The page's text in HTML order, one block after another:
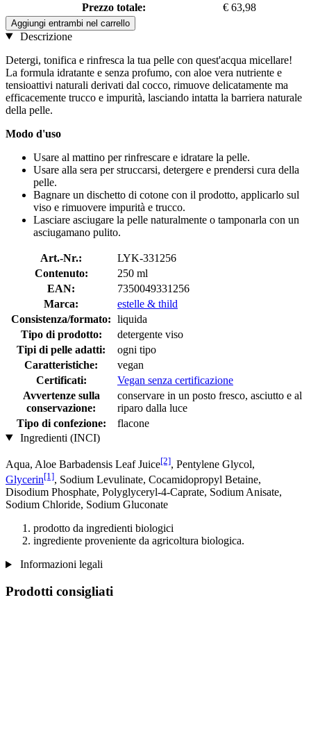
Prezzo totale:
€ 63,98
Aggiungi entrambi nel carrello
Descrizione
Detergi, tonifica e rinfresca la tua pelle con quest'acqua micellare!
La formula idratante e senza profumo, con aloe vera nutriente e
tensioattivi naturali derivati dal cocco, rimuove delicatamente ma
efficacemente trucco e impurità, lasciando intatta la barriera naturale
della pelle.
Modo d'uso
Usare al mattino per rinfrescare e idratare la pelle.
Usare alla sera per struccarsi, detergere e prendersi cura della
pelle.
Bagnare un dischetto di cotone con il prodotto, applicarlo sul
viso e rimuovere impurità e trucco.
Lasciare asciugare la pelle naturalmente o tamponarla con un
asciugamano pulito.
Art.-Nr.:
LYK-331256
Contenuto:
250 ml
EAN:
7350049331256
Marca:
estelle & thild
Consistenza/formato: liquida
Tipo di prodotto:
detergente viso
Tipi di pelle adatti:
ogni tipo
Caratteristiche:
vegan
Certificati:
Vegan senza certificazione
Avvertenze sulla
conservazione:
conservare in un posto fresco, asciutto e al
riparo dalla luce
Tipo di confezione:
flacone
Ingredienti (INCI)
Aqua, Aloe Barbadensis Leaf Juice[2], Pentylene Glycol,
Glycerin[1], Sodium Levulinate, Cocamidopropyl Betaine,
Disodium Phosphate, Polyglyceryl-4-Caprate, Sodium Anisate,
Sodium Chloride, Sodium Gluconate
prodotto da ingredienti biologici
ingrediente proveniente da agricoltura biologica.
Informazioni legali
Prodotti consigliati